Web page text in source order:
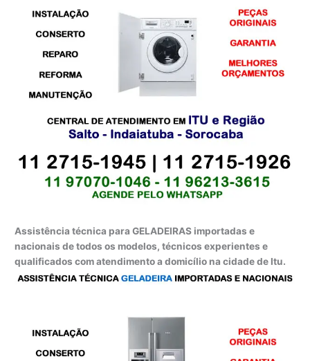
Assistência técnica para GELADEIRAS importadas e
nacionais de todos os modelos, técnicos experientes e
qualificados com atendimento a domicílio na cidade de Itu.